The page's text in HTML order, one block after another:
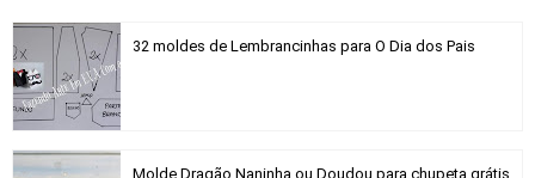
32 moldes de Lembrancinhas para O Dia dos Pais
Molde Dragão Naninha ou Doudou para chupeta grátis